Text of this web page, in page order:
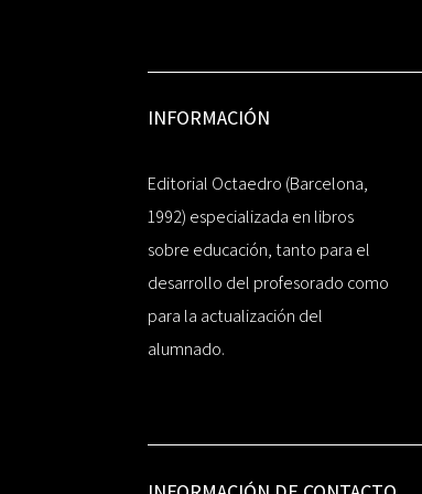
INFORMACIÓN
Editorial Octaedro (Barcelona,
1992) especializada en libros
sobre educación, tanto para el
desarrollo del profesorado como
para la actualización del
alumnado.